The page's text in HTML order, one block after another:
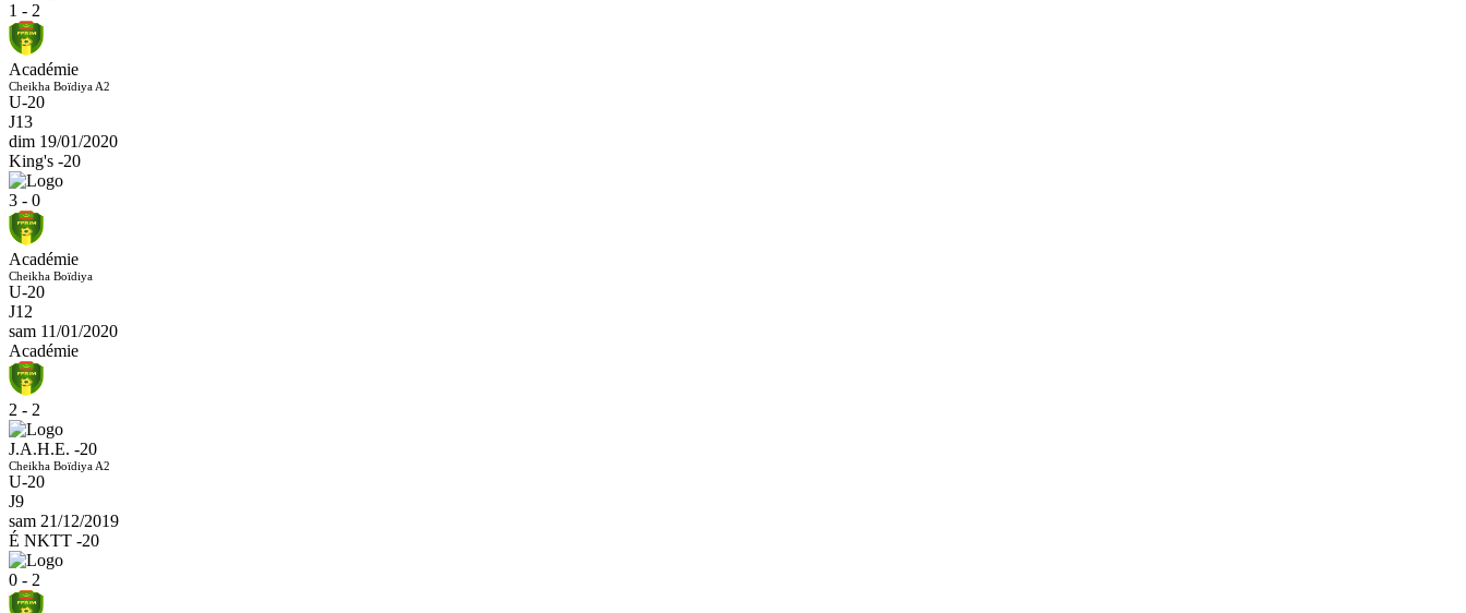
1 - 2
Académie
Cheikha Boïdiya A2
U-20
J13
dim 19/01/2020
King's -20
3 - 0
Académie
Cheikha Boïdiya
U-20
J12
sam 11/01/2020
Académie
2 - 2
J.A.H.E. -20
Cheikha Boïdiya A2
U-20
J9
sam 21/12/2019
É NKTT -20
0 - 2